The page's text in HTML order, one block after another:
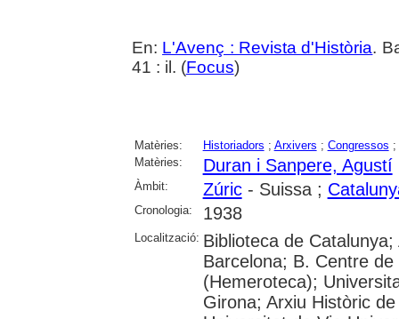
En: L'Avenç : Revista d'Història.
41 : il. (Focus)
Matèries: Historiadors ; Arxivers ; Congressos ;
Matèries:
Duran i Sanpere, Agustí
Àmbit: Zúric- Suissa ;
Cronologia: 1938
Localització: Biblioteca de
Barcelona; B. Centre
(Hemeroteca);
Girona; Arxiu Històric